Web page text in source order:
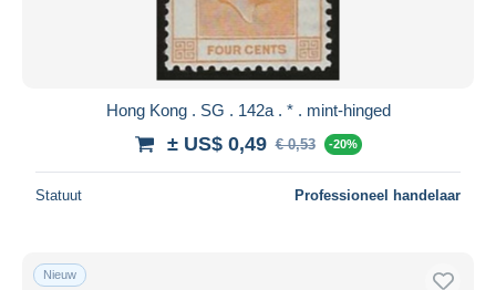
Hong Kong . SG . 142a . * . mint-hinged
± US$ 0,49 € 0,53 -20%
Statuut Professioneel handelaar
Nieuw